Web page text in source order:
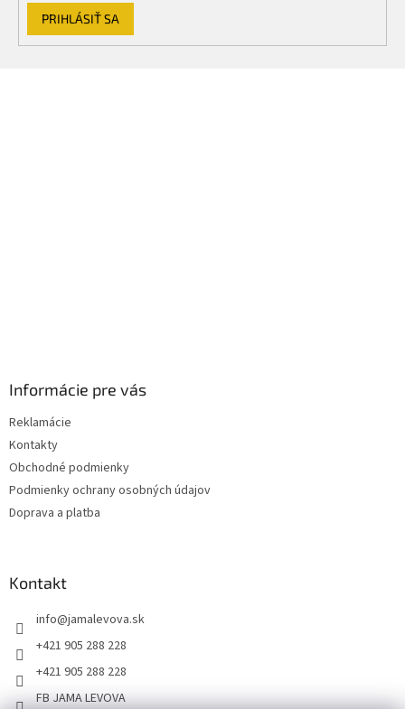
PRIHLÁSIŤ SA
Informácie pre vás
Reklamácie
Kontakty
Obchodné podmienky
Podmienky ochrany osobných údajov
Doprava a platba
Kontakt
info@jamalevova.sk
+421 905 288 228
+421 905 288 228
FB JAMA LEVOVA